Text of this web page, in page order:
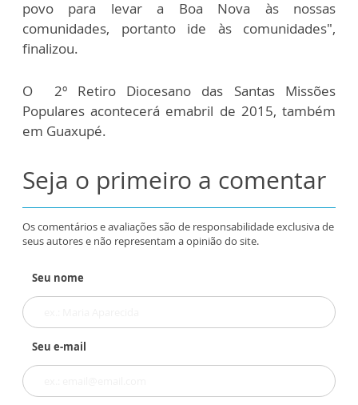
povo para levar a Boa Nova às nossas
comunidades, portanto ide às comunidades",
finalizou.
O 2º Retiro Diocesano das Santas Missões
Populares acontecerá emabril de 2015, também
em Guaxupé.
Seja o primeiro a comentar
Os comentários e avaliações são de responsabilidade exclusiva de
seus autores e não representam a opinião do site.
Seu nome
Seu e-mail